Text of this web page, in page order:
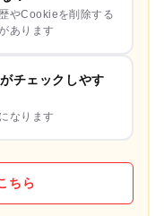
やCookieを削除する
あります
チェックしやす
なります
ちら